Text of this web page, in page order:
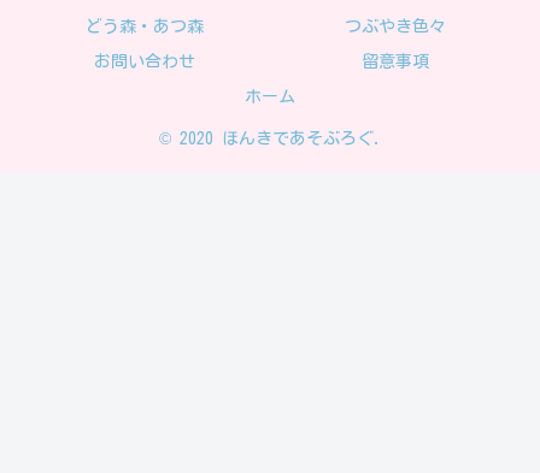
どう森・あつ森 つぶやき色々
お問い合わせ 留意事項
ホーム
© 2020 ほんきであそぶろぐ.